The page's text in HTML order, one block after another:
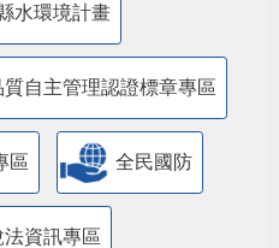
水環境計畫
自主管理認證標章專區
區 全民國防
法資訊專區